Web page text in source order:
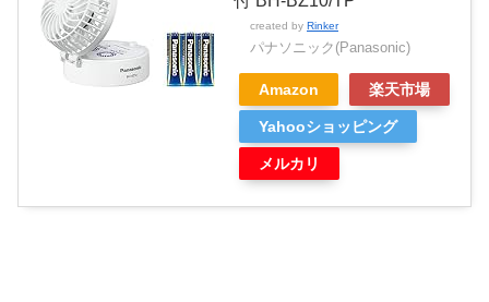
created by Rinker
パナソニック(Panasonic)
Amazon 楽天市場
Yahooショッピング
メルカリ